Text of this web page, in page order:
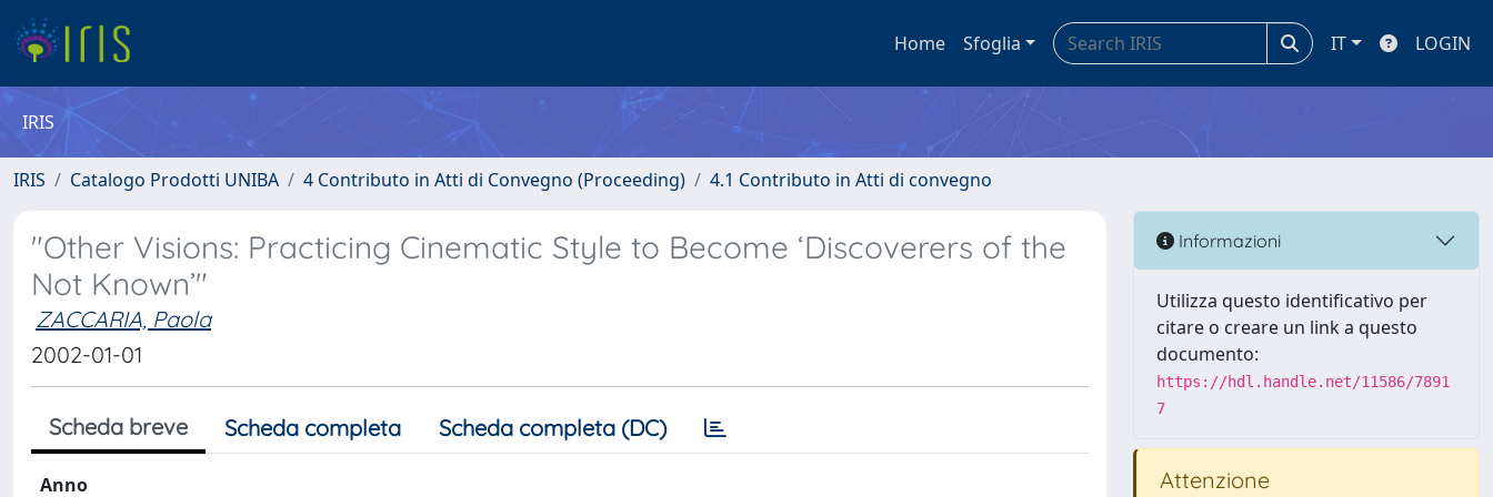
Home Sfoglia IT LOGIN
IRIS
IRIS Catalogo Prodotti UNIBA 4 Contributo in Atti di Convegno (Proceeding) 4.1 Contributo in Atti di convegno
"Other Visions: Practicing Cinematic Style to Become ‘Discoverers of the
Not Known’"
ZACCARIA, Paola
2002-01-01
Scheda breve Scheda completa Scheda completa (DC)
Anno
Informazioni
Utilizza questo identificativo per
citare o creare un link a questo
documento:
https://hdl.handle.net/11586/7891
7
Attenzione